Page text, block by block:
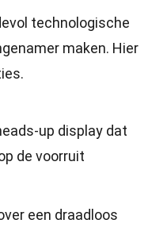
technologische
maken. Hier
up display dat
de voorruit
een draadloos